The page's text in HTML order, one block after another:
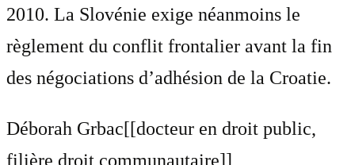
2010. La Slovénie exige néanmoins le
règlement du conflit frontalier avant la fin
des négociations d’adhésion de la Croatie.
Déborah Grbac[[docteur en droit public,
filière droit communautaire]]